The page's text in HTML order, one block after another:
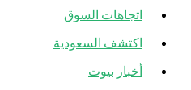
اتجاهات السوق
اكتشف السعودية
أخبار بيوت